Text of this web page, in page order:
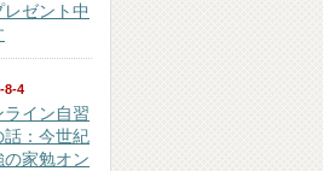
レゼント中
8-4
ライン自習
話：今世紀
の家勉オン